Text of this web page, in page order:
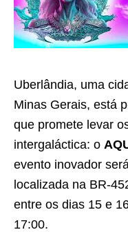
Uberlândia, uma
Minas Gerais, está
que promete levar
intergaláctica: o
evento inovador
localizada na BR-
entre os dias 15 e
17:00.